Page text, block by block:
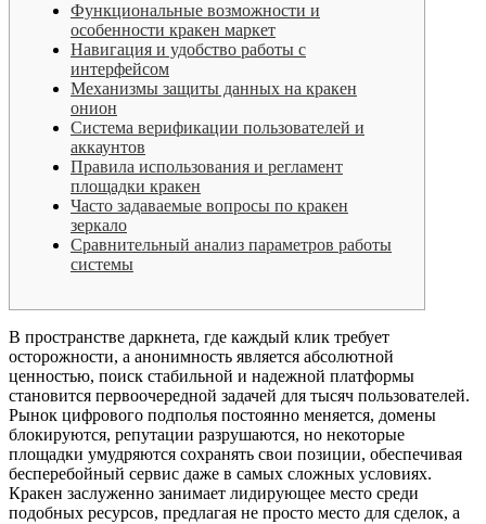
Функциональные возможности и
особенности кракен маркет
Навигация и удобство работы с
интерфейсом
Механизмы защиты данных на кракен
онион
Система верификации пользователей и
аккаунтов
Правила использования и регламент
площадки кракен
Часто задаваемые вопросы по кракен
зеркало
Сравнительный анализ параметров работы
системы
В пространстве даркнета, где каждый клик требует
осторожности, а анонимность является абсолютной
ценностью, поиск стабильной и надежной платформы
становится первоочередной задачей для тысяч пользователей.
Рынок цифрового подполья постоянно меняется, домены
блокируются, репутации разрушаются, но некоторые
площадки умудряются сохранять свои позиции, обеспечивая
бесперебойный сервис даже в самых сложных условиях.
Кракен заслуженно занимает лидирующее место среди
подобных ресурсов, предлагая не просто место для сделок, а